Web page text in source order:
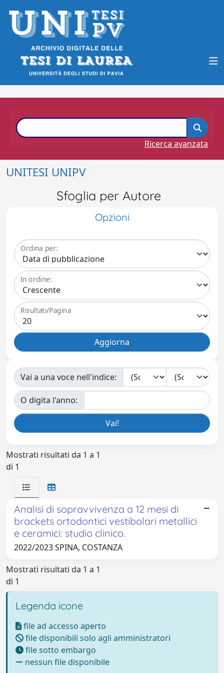
Ricerca avanzata
UNITESI UNIPV
Sfoglia per Autore
Opzioni
Ordina per:
In ordine:
Risultati/Pagina
Vai a una voce nell'indice:
O digita l'anno:
Mostrati risultati da 1 a 1
di 1
Analisi di sopravvivenza a 12 mesi di
brackets ortodontici vestibolari metallici
e ceramici: studio clinico.
2022/2023 SPINA, COSTANZA
Mostrati risultati da 1 a 1
di 1
Legenda icone
file ad accesso aperto
file disponibili solo agli amministratori
file sotto embargo
nessun file disponibile